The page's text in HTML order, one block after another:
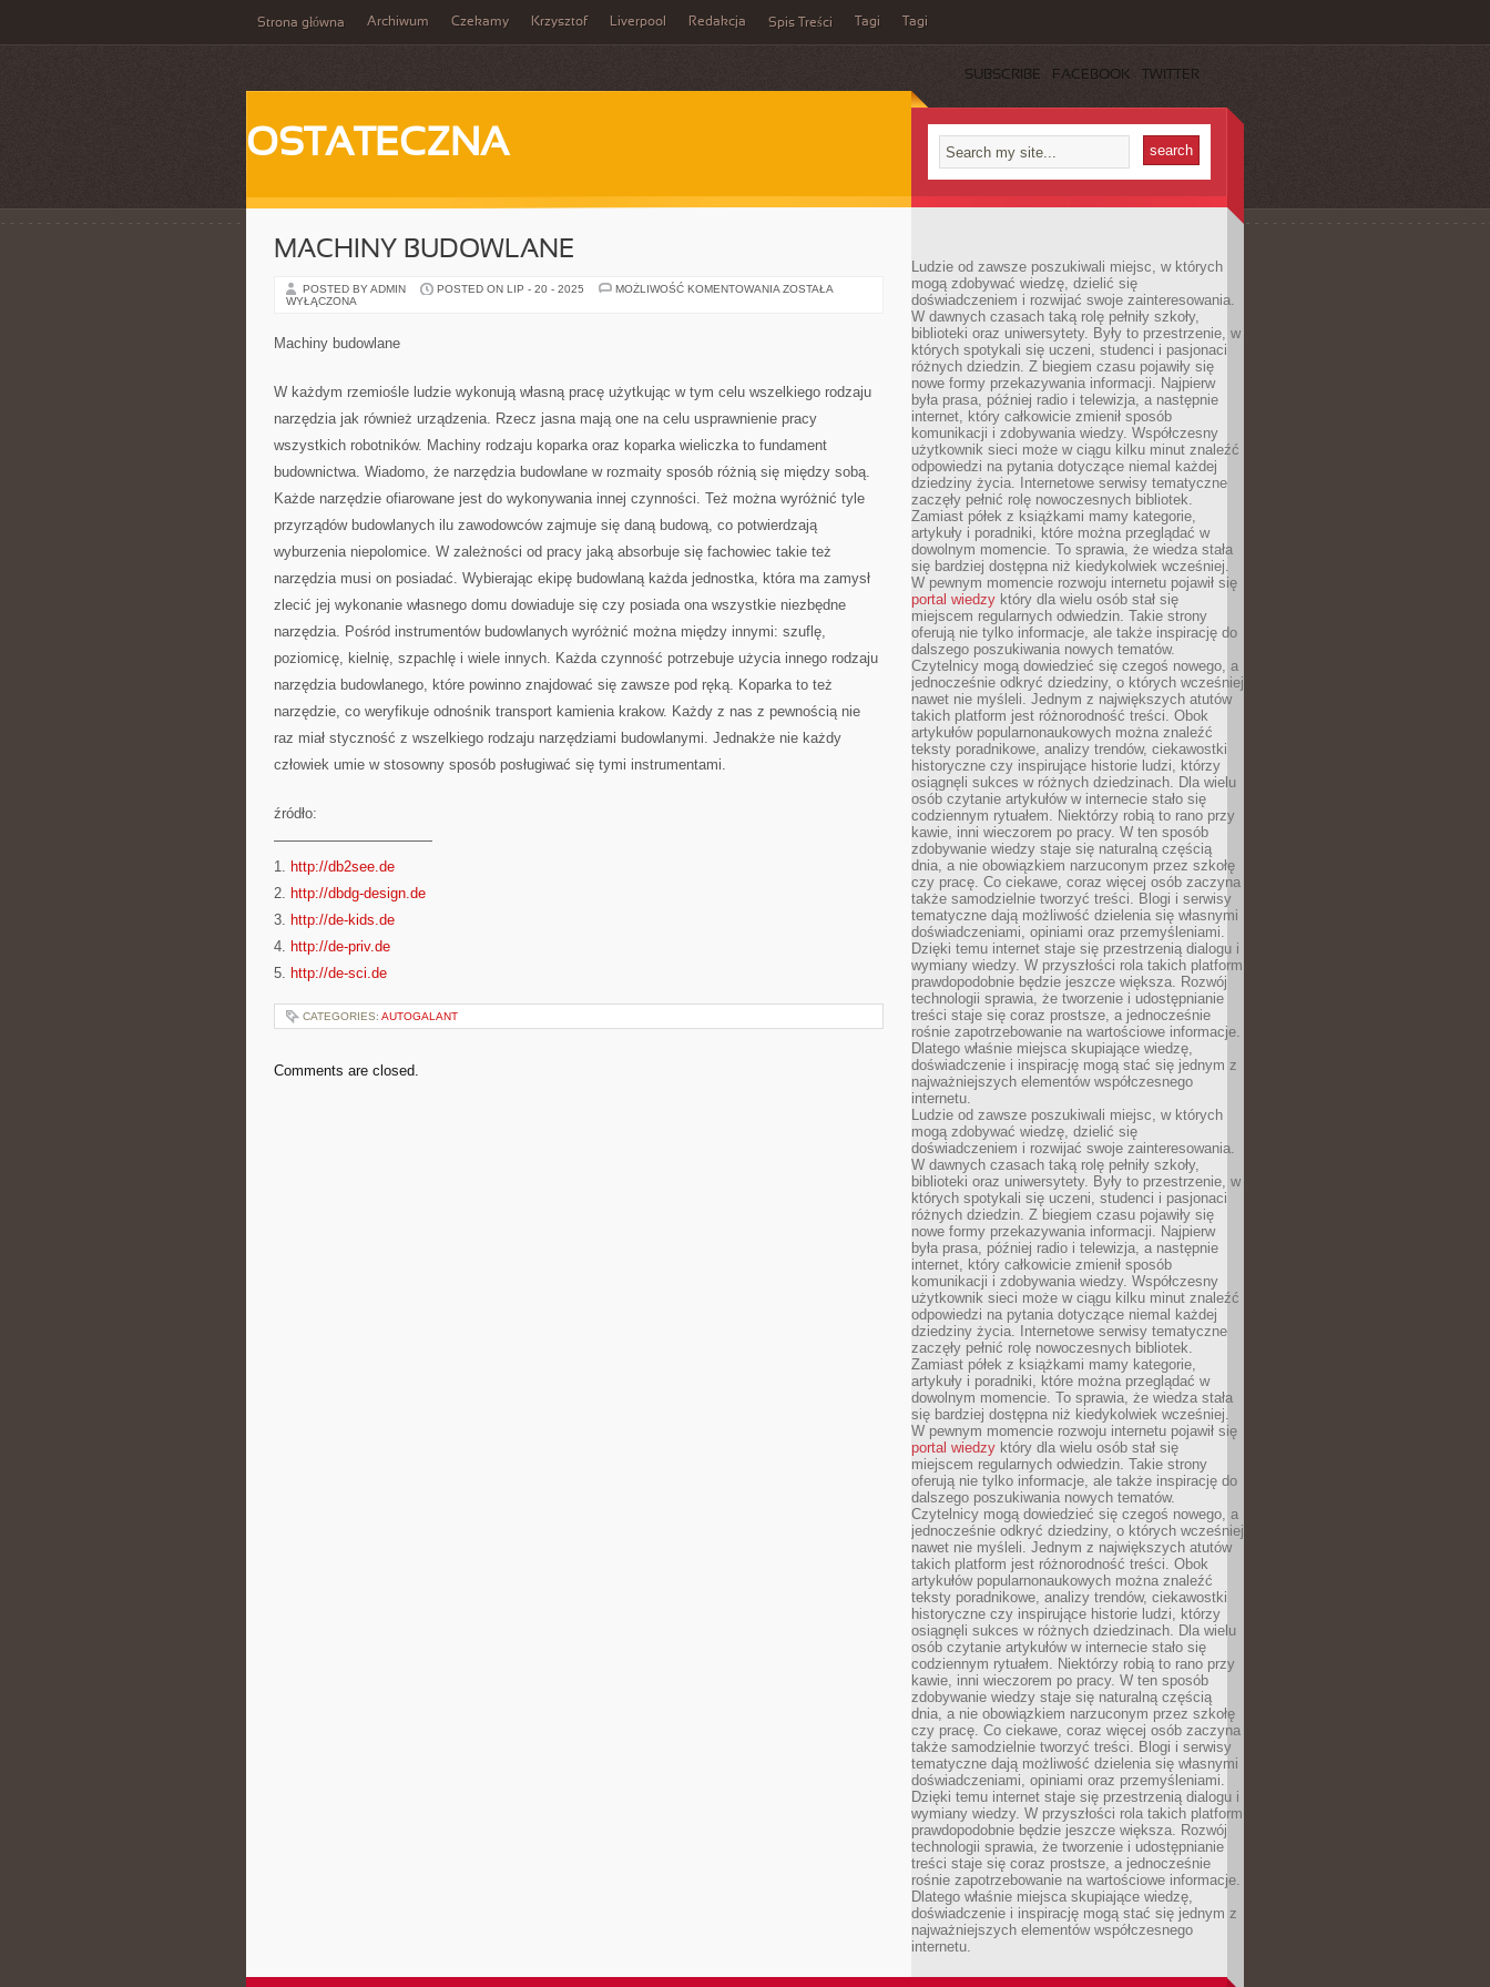
Strona główna Archiwum Czekamy Krzysztof Liverpool Redakcja Spis Treści Tagi Tagi
SUBSCRIBE FACEBOOK TWITTER
OSTATECZNA
MACHINY BUDOWLANE
POSTED BY ADMIN POSTED ON LIP - 20 - 2025 MOŻLIWOŚĆ KOMENTOWANIA MACHINY
ZOSTAŁA
WYŁĄCZONA
Machiny budowlane
W każdym rzemiośle ludzie wykonują własną pracę użytkując w tym celu wszelkiego rodzaju
narzędzia jak również urządzenia. Rzecz jasna mają one na celu usprawnienie pracy
wszystkich robotników. Machiny rodzaju koparka oraz koparka wieliczka to fundament
budownictwa. Wiadomo, że narzędzia budowlane w rozmaity sposób różnią się między sobą.
Każde narzędzie ofiarowane jest do wykonywania innej czynności. Też można wyróżnić tyle
przyrządów budowlanych ilu zawodowców zajmuje się daną budową, co potwierdzają
wyburzenia niepolomice. W zależności od pracy jaką absorbuje się fachowiec takie też
narzędzia musi on posiadać. Wybierając ekipę budowlaną każda jednostka, która ma zamysł
zlecić jej wykonanie własnego domu dowiaduje się czy posiada ona wszystkie niezbędne
narzędzia. Pośród instrumentów budowlanych wyróżnić można między innymi: szuflę,
poziomicę, kielnię, szpachlę i wiele innych. Każda czynność potrzebuje użycia innego rodzaju
narzędzia budowlanego, które powinno znajdować się zawsze pod ręką. Koparka to też
narzędzie, co weryfikuje odnośnik transport kamienia krakow. Każdy z nas z pewnością nie
raz miał styczność z wszelkiego rodzaju narzędziami budowlanymi. Jednakże nie każdy
człowiek umie w stosowny sposób posługiwać się tymi instrumentami.
źródło:
———————————
1. http://db2see.de
2. http://dbdg-design.de
3. http://de-kids.de
4. http://de-priv.de
5. http://de-sci.de
CATEGORIES: AUTOGALANT
Comments are closed.
Ludzie od zawsze poszukiwali miejsc, w których
mogą zdobywać wiedzę, dzielić się
doświadczeniem i rozwijać swoje zainteresowania.
W dawnych czasach taką rolę pełniły szkoły,
biblioteki oraz uniwersytety. Były to przestrzenie, w
których spotykali się uczeni, studenci i pasjonaci
różnych dziedzin. Z biegiem czasu pojawiły się
nowe formy przekazywania informacji. Najpierw
była prasa, później radio i telewizja, a następnie
internet, który całkowicie zmienił sposób
komunikacji i zdobywania wiedzy. Współczesny
użytkownik sieci może w ciągu kilku minut znaleźć
odpowiedzi na pytania dotyczące niemal każdej
dziedziny życia. Internetowe serwisy tematyczne
zaczęły pełnić rolę nowoczesnych bibliotek.
Zamiast półek z książkami mamy kategorie,
artykuły i poradniki, które można przeglądać w
dowolnym momencie. To sprawia, że wiedza stała
się bardziej dostępna niż kiedykolwiek wcześniej.
W pewnym momencie rozwoju internetu pojawił się
portal wiedzy który dla wielu osób stał się
miejscem regularnych odwiedzin. Takie strony
oferują nie tylko informacje, ale także inspirację do
dalszego poszukiwania nowych tematów.
Czytelnicy mogą dowiedzieć się czegoś nowego, a
jednocześnie odkryć dziedziny, o których wcześniej
nawet nie myśleli. Jednym z największych atutów
takich platform jest różnorodność treści. Obok
artykułów popularnonaukowych można znaleźć
teksty poradnikowe, analizy trendów, ciekawostki
historyczne czy inspirujące historie ludzi, którzy
osiągnęli sukces w różnych dziedzinach. Dla wielu
osób czytanie artykułów w internecie stało się
codziennym rytuałem. Niektórzy robią to rano przy
kawie, inni wieczorem po pracy. W ten sposób
zdobywanie wiedzy staje się naturalną częścią
dnia, a nie obowiązkiem narzuconym przez szkołę
czy pracę. Co ciekawe, coraz więcej osób zaczyna
także samodzielnie tworzyć treści. Blogi i serwisy
tematyczne dają możliwość dzielenia się własnymi
doświadczeniami, opiniami oraz przemyśleniami.
Dzięki temu internet staje się przestrzenią dialogu i
wymiany wiedzy. W przyszłości rola takich platform
prawdopodobnie będzie jeszcze większa. Rozwój
technologii sprawia, że tworzenie i udostępnianie
treści staje się coraz prostsze, a jednocześnie
rośnie zapotrzebowanie na wartościowe informacje.
Dlatego właśnie miejsca skupiające wiedzę,
doświadczenie i inspirację mogą stać się jednym z
najważniejszych elementów współczesnego
internetu.
Ludzie od zawsze poszukiwali miejsc, w których
mogą zdobywać wiedzę, dzielić się
doświadczeniem i rozwijać swoje zainteresowania.
W dawnych czasach taką rolę pełniły szkoły,
biblioteki oraz uniwersytety. Były to przestrzenie, w
których spotykali się uczeni, studenci i pasjonaci
różnych dziedzin. Z biegiem czasu pojawiły się
nowe formy przekazywania informacji. Najpierw
była prasa, później radio i telewizja, a następnie
internet, który całkowicie zmienił sposób
komunikacji i zdobywania wiedzy. Współczesny
użytkownik sieci może w ciągu kilku minut znaleźć
odpowiedzi na pytania dotyczące niemal każdej
dziedziny życia. Internetowe serwisy tematyczne
zaczęły pełnić rolę nowoczesnych bibliotek.
Zamiast półek z książkami mamy kategorie,
artykuły i poradniki, które można przeglądać w
dowolnym momencie. To sprawia, że wiedza stała
się bardziej dostępna niż kiedykolwiek wcześniej.
W pewnym momencie rozwoju internetu pojawił się
portal wiedzy który dla wielu osób stał się
miejscem regularnych odwiedzin. Takie strony
oferują nie tylko informacje, ale także inspirację do
dalszego poszukiwania nowych tematów.
Czytelnicy mogą dowiedzieć się czegoś nowego, a
jednocześnie odkryć dziedziny, o których wcześniej
nawet nie myśleli. Jednym z największych atutów
takich platform jest różnorodność treści. Obok
artykułów popularnonaukowych można znaleźć
teksty poradnikowe, analizy trendów, ciekawostki
historyczne czy inspirujące historie ludzi, którzy
osiągnęli sukces w różnych dziedzinach. Dla wielu
osób czytanie artykułów w internecie stało się
codziennym rytuałem. Niektórzy robią to rano przy
kawie, inni wieczorem po pracy. W ten sposób
zdobywanie wiedzy staje się naturalną częścią
dnia, a nie obowiązkiem narzuconym przez szkołę
czy pracę. Co ciekawe, coraz więcej osób zaczyna
także samodzielnie tworzyć treści. Blogi i serwisy
tematyczne dają możliwość dzielenia się własnymi
doświadczeniami, opiniami oraz przemyśleniami.
Dzięki temu internet staje się przestrzenią dialogu i
wymiany wiedzy. W przyszłości rola takich platform
prawdopodobnie będzie jeszcze większa. Rozwój
technologii sprawia, że tworzenie i udostępnianie
treści staje się coraz prostsze, a jednocześnie
rośnie zapotrzebowanie na wartościowe informacje.
Dlatego właśnie miejsca skupiające wiedzę,
doświadczenie i inspirację mogą stać się jednym z
najważniejszych elementów współczesnego
internetu.